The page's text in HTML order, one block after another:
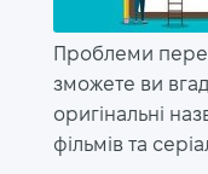
Проблеми
зможете ви
оригінальні
фільмів та